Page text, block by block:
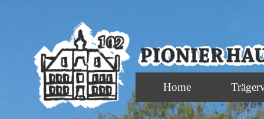
Home